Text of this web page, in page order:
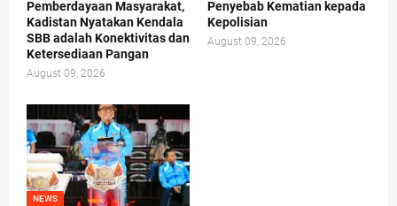
Pemberdayaan Masyarakat,
Kadistan Nyatakan Kendala
SBB adalah Konektivitas dan
Ketersediaan Pangan
August 09, 2026
Penyebab Kematian kepada
Kepolisian
August 09, 2026
NEWS